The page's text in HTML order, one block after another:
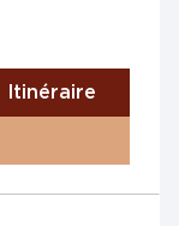
Itinéraire